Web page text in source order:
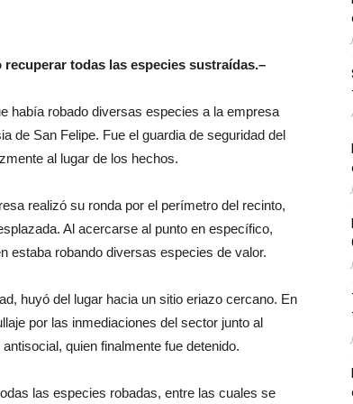
todas las especies sustraídas.–
había robado diversas especies a la empresa
de San Felipe. Fue el guardia de seguridad del
al lugar de los hechos.
realizó su ronda por el perímetro del recinto,
Al acercarse al punto en específico,
estaba robando diversas especies de valor.
huyó del lugar hacia un sitio eriazo cercano. En
por las inmediaciones del sector junto al
quien finalmente fue detenido.
las especies robadas, entre las cuales se